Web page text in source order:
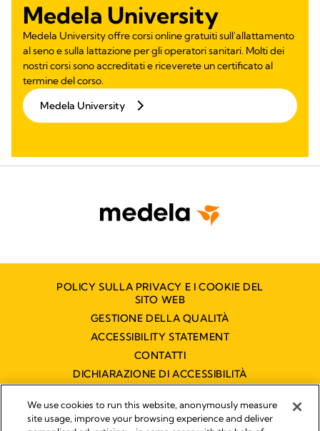
Medela University
Medela University offre corsi online gratuiti sull'allattamento
al seno e sulla lattazione per gli operatori sanitari. Molti dei
nostri corsi sono accreditati e riceverete un certificato al
termine del corso.
Medela University
POLICY SULLA PRIVACY E I COOKIE DEL
SITO WEB
GESTIONE DELLA QUALITÀ
ACCESSIBILITY STATEMENT
CONTATTI
DICHIARAZIONE DI ACCESSIBILITÀ
Pubblicato da
We use cookies to run this website, anonymously measure
site usage, improve your browsing experience and deliver